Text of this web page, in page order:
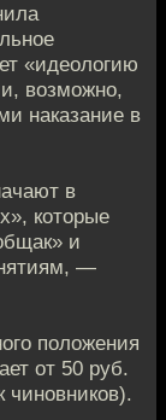
«идеологию
возможно,
наказание в
в
которые
и
—
положения
от 50 руб.
чиновников).